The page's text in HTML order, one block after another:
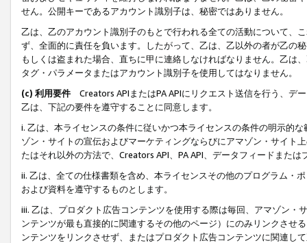
せん。公開キーであるアカウント識別子は、秘密ではありません。
乙は、乙のアカウント識別子のもとで行われる全ての活動について、
ず、全面的に責任を負います。したがって、乙は、乙以外の者が乙の
もしくは盗まれた場合、直ちに甲に連絡しなければなりません。乙は
タグ・パラメータまたはアカウント識別子を使用してはなりません。
(c) 利用要件 Creators APIまたはPA APIにリクエスト送信を行う、デ
乙は、下記の要件を遵守することに同意します。
i. 乙は、本ライセンスの条件に従いかつ本ライセンスの条件の明示的
ゾン・サイトの宣伝およびマーケティングならびにアマゾン・サイト
たはそれ以外の方法で、Creators API、PA API、データフィードまた
ii. 乙は、全ての仕様書類を含め、本ライセンスその他のプログラム・
および資料を遵守するものとします。
iii. 乙は、プロダクト広告コンテンツを使用する際は毎回、アマゾン
ンテンツが最も直接的に関連するその他のページ）にのみリンクさせ
ンテンツをリンクさせず、またはプロダクト広告コンテンツに関連し